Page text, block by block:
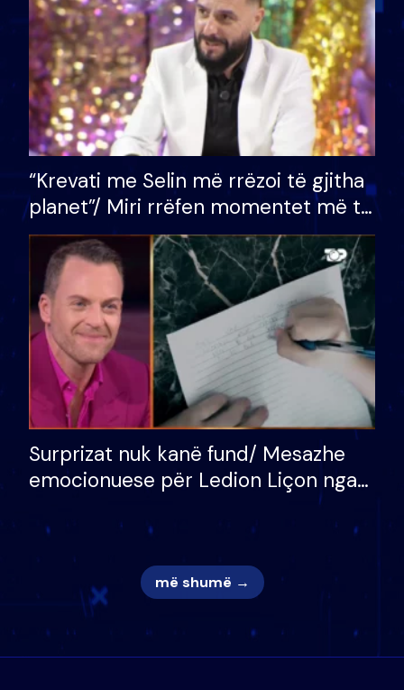
“Krevati me Selin më rrëzoi të gjitha
planet”/ Miri rrëfen momentet më të
bukura në shtëpinë e BB VIP: Do më
mungojë zilja e mëngjesit kur…
Surprizat nuk kanë fund/ Mesazhe
emocionuese për Ledion Liçon nga
nëna dhe fëmijët e tij, moderatori
nuk i mban dot lotët: Nuk meritoj…
më shumë →